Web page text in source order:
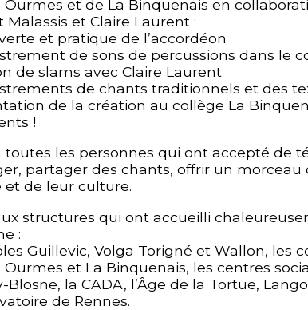
Ourmes et de La Binquenais en
Malassis et Claire Laurent :
et pratique de l’accordéon
de sons de percussions dans le
de slams avec Claire Laurent
de chants traditionnels et des
de la création au collège La
!
toutes les personnes qui ont accepté de
partager des chants, offrir un morceau
et de leur culture.
structures qui ont accueilli
:
Guillevic, Volga Torigné et Wallon, les
Ourmes et La Binquenais, les centres
Blosne, la CADA, l’Âge de la Tortue,
de Rennes.